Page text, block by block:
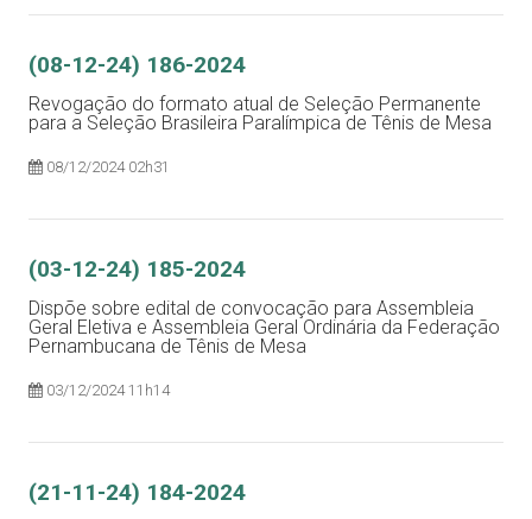
(08-12-24) 186-2024
Revogação do formato atual de Seleção Permanente
para a Seleção Brasileira Paralímpica de Tênis de Mesa
08/12/2024 02h31
(03-12-24) 185-2024
Dispõe sobre edital de convocação para Assembleia
Geral Eletiva e Assembleia Geral Ordinária da Federação
Pernambucana de Tênis de Mesa
03/12/2024 11h14
(21-11-24) 184-2024